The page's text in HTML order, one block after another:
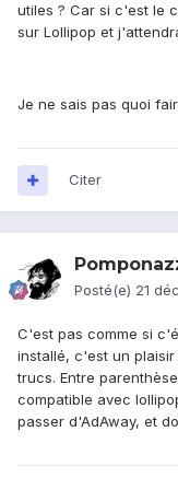
utiles ? Car si c'est le
sur Lollipop et
Je ne sais pas quoi
Citer
Posté(e) 21
C'est pas comme si
installé, c'est un
trucs. Entre
compatible avec
passer d'AdAway, et